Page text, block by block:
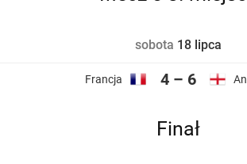
sobota 18 lipca
Francja 4 – 6
Finał